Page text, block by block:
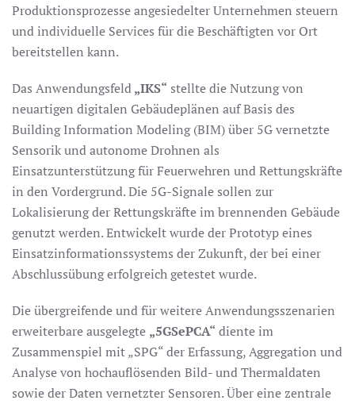
Produktionsprozesse angesiedelter Unternehmen steuern
und individuelle Services für die Beschäftigten vor Ort
bereitstellen kann.
Das Anwendungsfeld„IKS“ stellte die Nutzung von
neuartigen digitalen Gebäudeplänen auf Basis des
Building Information Modeling (BIM) über 5G vernetzte
Sensorik und autonome Drohnen als
Einsatzunterstützung für Feuerwehren und Rettungskräfte
in den Vordergrund. Die 5G-Signale sollen zur
Lokalisierung der Rettungskräfte im brennenden Gebäude
genutzt werden. Entwickelt wurde der Prototyp eines
Einsatzinformationssystems der Zukunft, der bei einer
Abschlussübung erfolgreich getestet wurde.
Die übergreifende und für weitere Anwendungsszenarien
erweiterbare ausgelegte „5GSePCA“ diente im
Zusammenspiel mit „SPG“ der Erfassung, Aggregation und
Analyse von hochauflösenden Bild- und Thermaldaten
sowie der Daten vernetzter Sensoren. Über eine zentrale